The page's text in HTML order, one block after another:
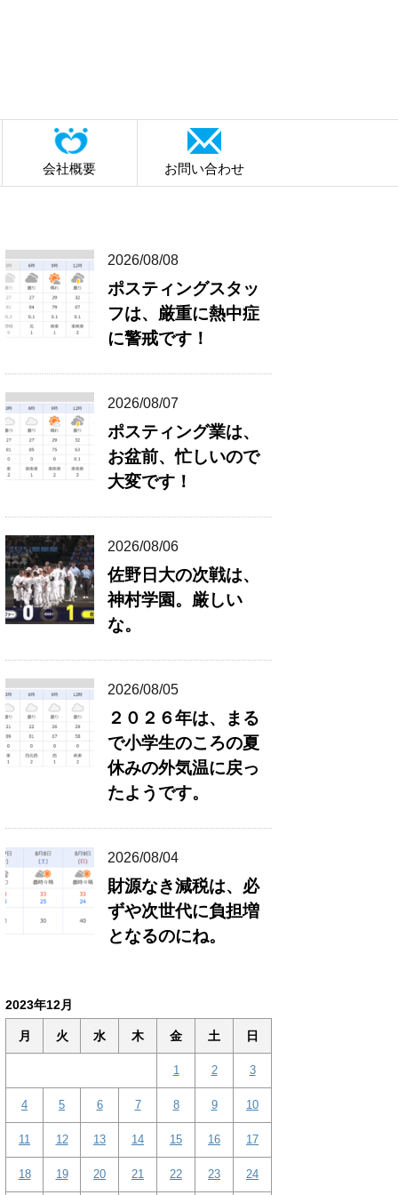
会社概要 お問い合わせ
2026/08/08
ポスティングスタッ
フは、厳重に熱中症
に警戒です！
2026/08/07
ポスティング業は、
お盆前、忙しいので
大変です！
2026/08/06
佐野日大の次戦は、
神村学園。厳しい
な。
2026/08/05
２０２６年は、まる
で小学生のころの夏
休みの外気温に戻っ
たようです。
2026/08/04
財源なき減税は、必
ずや次世代に負担増
となるのにね。
2023年12月
月 火 水 木 金 土 日
1 2 3
4 5 6 7 8 9 10
11 12 13 14 15 16 17
18 19 20 21 22 23 24